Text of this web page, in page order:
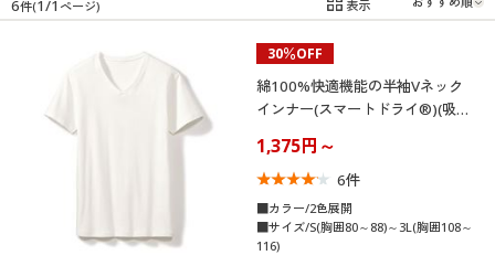
ジュニア・ティーンズ下着
メンズ下着
キッチン・雑貨・日用品
家具・収納
寝具・ベッド
美容・健康通販すべて
美容・健康・サプリメント
制服・スクール
制服・スクールすべて
ジュニア・ティーンズ下着
大きいサイズ
大きいサイズ レディース服
バーゲンセール
詳細検索
在庫 在庫のある商品のみ表示
メンズサイズ
6件(1/1 ページ) 表示
30％OFF
綿100%快適機能の半袖Vネック
インナー(スマートドライ®)(吸汗
1,375円～
6件
■カラー/2色展開
■サイズ/S(胸囲80～88)～3L(胸囲108～
116)